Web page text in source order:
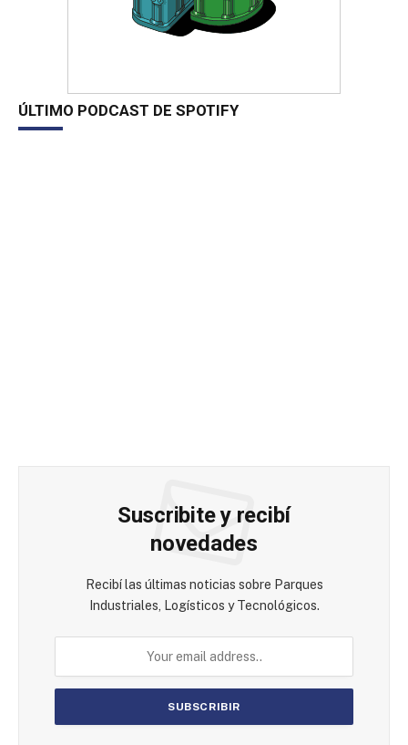
ÚLTIMO PODCAST DE SPOTIFY
Suscribite y recibí
novedades
Recibí las últimas noticias sobre Parques
Industriales, Logísticos y Tecnológicos.